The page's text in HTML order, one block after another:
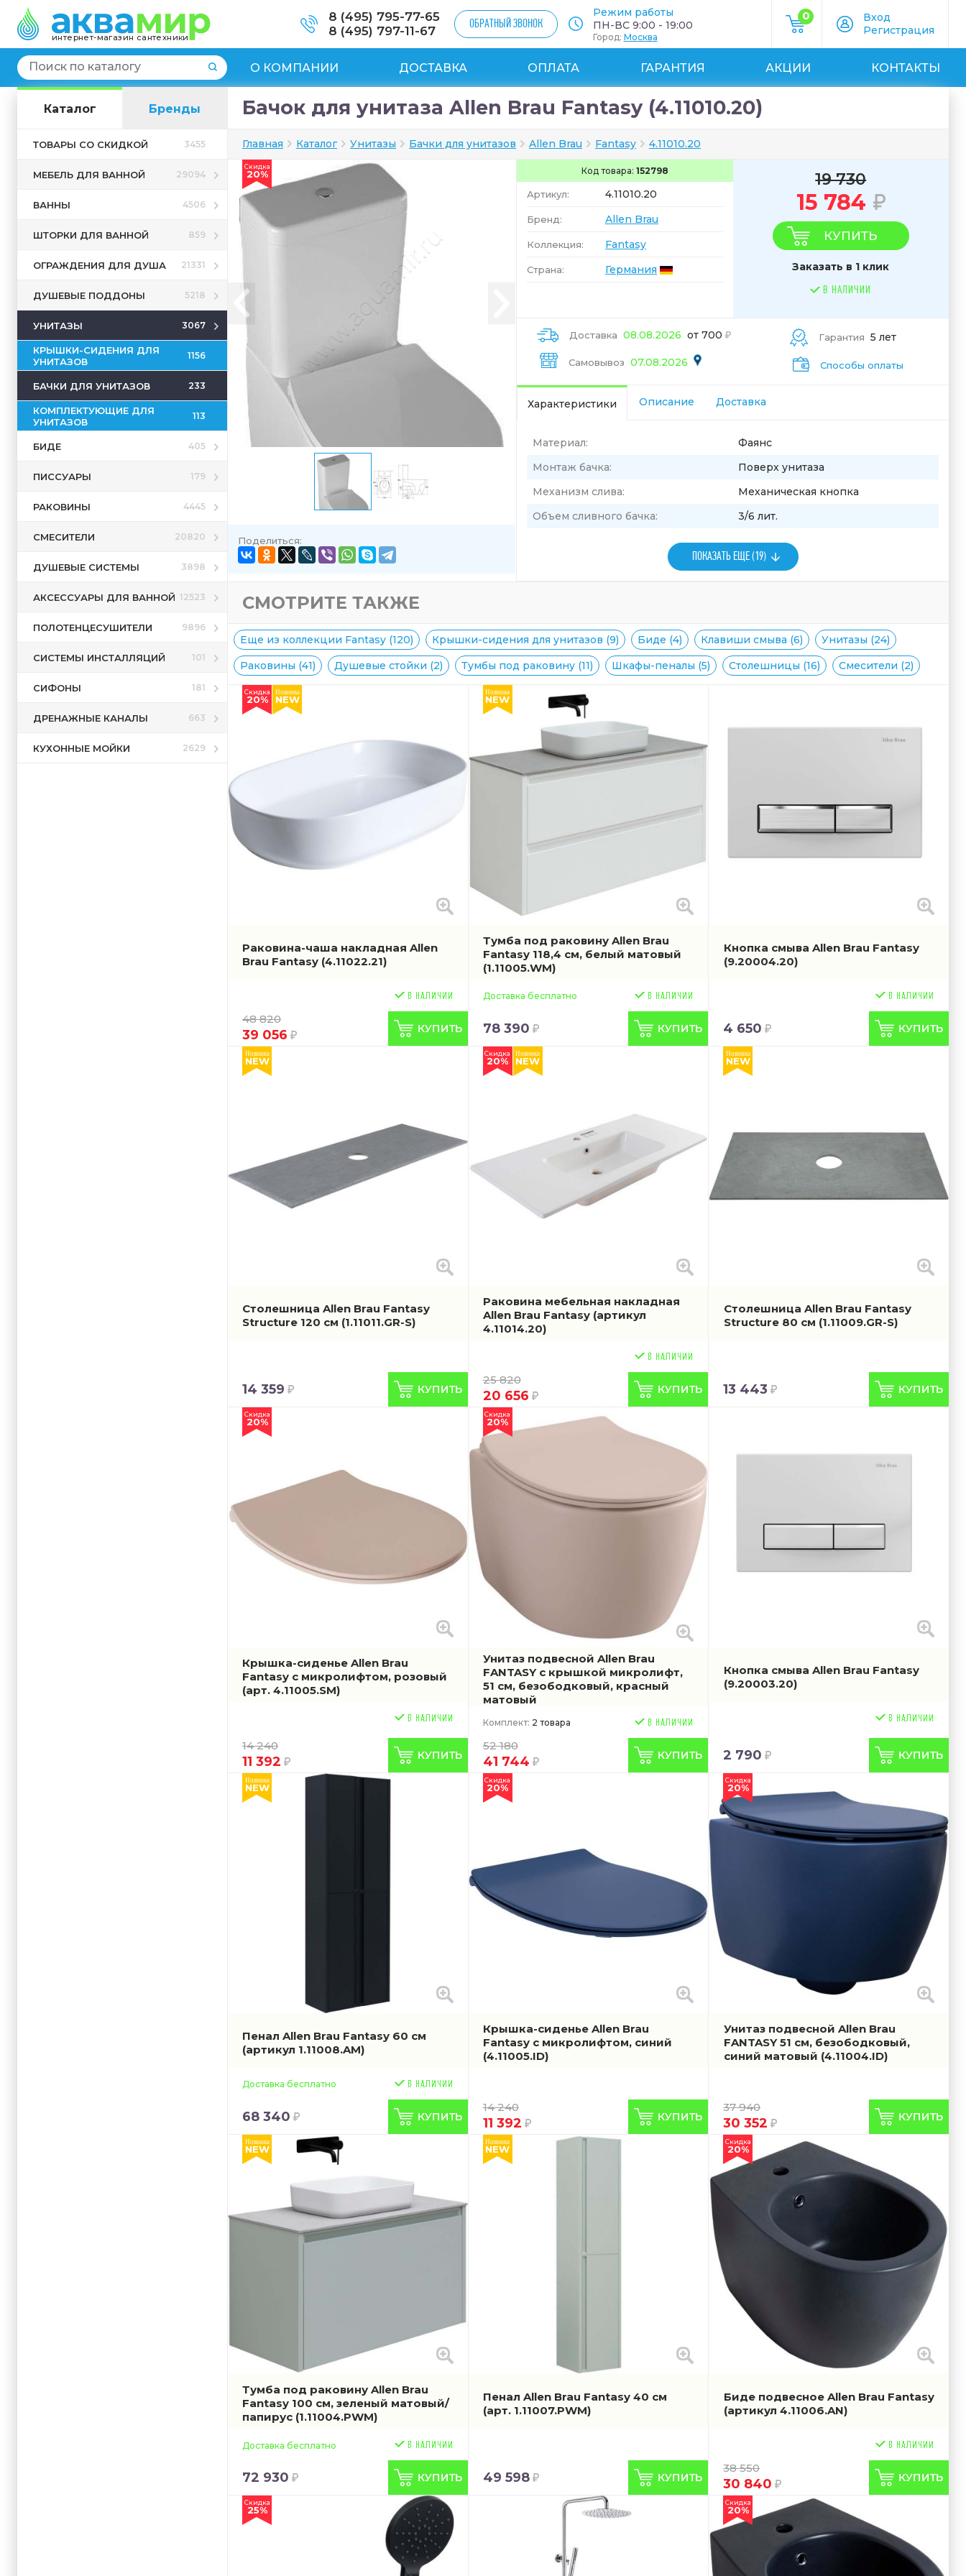
интернет-магазин сантехники
8 (495) 795-77-65
8 (495) 797-11-67
ОБРАТНЫЙ ЗВОНОК
Режим работы
ПН-ВС 9:00 - 19:00
Город: Москва
0
Вход
Регистрация
О КОМПАНИИ ДОСТАВКА ОПЛАТА ГАРАНТИЯ АКЦИИ КОНТАКТЫ
Каталог Бренды
ТОВАРЫ СО СКИДКОЙ 3455
МЕБЕЛЬ ДЛЯ ВАННОЙ 29094
ВАННЫ 4506
ШТОРКИ ДЛЯ ВАННОЙ 859
ОГРАЖДЕНИЯ ДЛЯ ДУША 21331
ДУШЕВЫЕ ПОДДОНЫ 5218
УНИТАЗЫ 3067
КРЫШКИ-СИДЕНИЯ ДЛЯ
УНИТАЗОВ
1156
БАЧКИ ДЛЯ УНИТАЗОВ 233
КОМПЛЕКТУЮЩИЕ ДЛЯ
УНИТАЗОВ
113
БИДЕ 405
ПИССУАРЫ 179
РАКОВИНЫ 4445
СМЕСИТЕЛИ 20820
ДУШЕВЫЕ СИСТЕМЫ 3898
АКСЕССУАРЫ ДЛЯ ВАННОЙ 12523
ПОЛОТЕНЦЕСУШИТЕЛИ 9896
СИСТЕМЫ ИНСТАЛЛЯЦИЙ 101
СИФОНЫ 181
ДРЕНАЖНЫЕ КАНАЛЫ 663
КУХОННЫЕ МОЙКИ 2629
Бачок для унитаза Allen Brau Fantasy (4.11010.20)
Главная Каталог Унитазы Бачки для унитазов Allen Brau Fantasy 4.11010.20
Скидка
20%
Поделиться:
Код товара: 152798
Артикул: 4.11010.20
Бренд: Allen Brau
Коллекция: Fantasy
Страна: Германия
19 730
15 784
КУПИТЬ
Заказать в 1 клик
В НАЛИЧИИ
Доставка 08.08.2026 от 700
Самовывоз 07.08.2026
Гарантия 5 лет
Способы оплаты
Характеристики Описание Доставка
Материал:
Фаянс
Монтаж бачка:
Поверх унитаза
Механизм слива:
Механическая кнопка
Объем сливного бачка:
3/6 лит.
ПОКАЗАТЬ ЕЩЕ (19)
СМОТРИТЕ ТАКЖЕ
Еще из коллекции Fantasy (120) Крышки-сидения для унитазов (9) Биде (4) Клавиши смыва (6)
Унитазы (24)
Раковины (41)
Душевые стойки (2) Тумбы под раковину (11) Шкафы-пеналы (5) Столешницы (16) Смесители (2)
Раковина-чаша накладная Allen
Brau Fantasy (4.11022.21)
Скидка
20%
Новинка
NEW
48 820
39 056
Тумба под раковину Allen Brau
Fantasy 118,4 см, белый матовый
(1.11005.WM)
Новинка
NEW
Доставка бесплатно
78 390
Кнопка смыва Allen Brau Fantasy
(9.20004.20)
4 650
Столешница Allen Brau Fantasy
Structure 120 см (1.11011.GR-S)
Новинка
NEW
14 359
Раковина мебельная накладная
Allen Brau Fantasy (артикул
4.11014.20)
Скидка
20%
Новинка
NEW
25 820
20 656
Столешница Allen Brau Fantasy
Structure 80 см (1.11009.GR-S)
Новинка
NEW
13 443
Крышка-сиденье Allen Brau
Fantasy с микролифтом, розовый
(арт. 4.11005.SM)
Скидка
20%
14 240
11 392
Унитаз подвесной Allen Brau
FANTASY с крышкой микролифт,
51 см, безободковый, красный
матовый
Скидка
20%
Комплект: 2 товара
52 180
41 744
Кнопка смыва Allen Brau Fantasy
(9.20003.20)
2 790
Пенал Allen Brau Fantasy 60 см
(артикул 1.11008.AM)
Новинка
NEW
Доставка бесплатно
68 340
Крышка-сиденье Allen Brau
Fantasy с микролифтом, синий
(4.11005.ID)
Скидка
20%
14 240
11 392
Унитаз подвесной Allen Brau
FANTASY 51 см, безободковый,
синий матовый (4.11004.ID)
Скидка
20%
37 940
30 352
Тумба под раковину Allen Brau
Fantasy 100 см, зеленый матовый/
папирус (1.11004.PWM)
Новинка
NEW
Доставка бесплатно
72 930
Пенал Allen Brau Fantasy 40 см
(арт. 1.11007.PWM)
Новинка
NEW
49 598
Биде подвесное Allen Brau Fantasy
(артикул 4.11006.AN)
Скидка
20%
38 550
30 840
Скидка
25%
Скидка
20%